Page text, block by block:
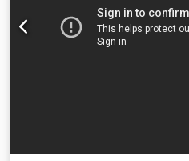
intersections and corners
penetration depth for internal
Paint pressure control 6.
programs for: Standard
(without additional trims),